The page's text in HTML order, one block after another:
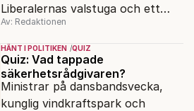
Liberalernas valstuga och ett
rödgrönt parti som backar. Hur
gick politiksnacket i veckan?
Av: Redaktionen
HÄNT I POLITIKEN QUIZ
Quiz: Vad tappade
säkerhetsrådgivaren?
Ministrar på dansbandsvecka,
kunglig vindkraftspark och